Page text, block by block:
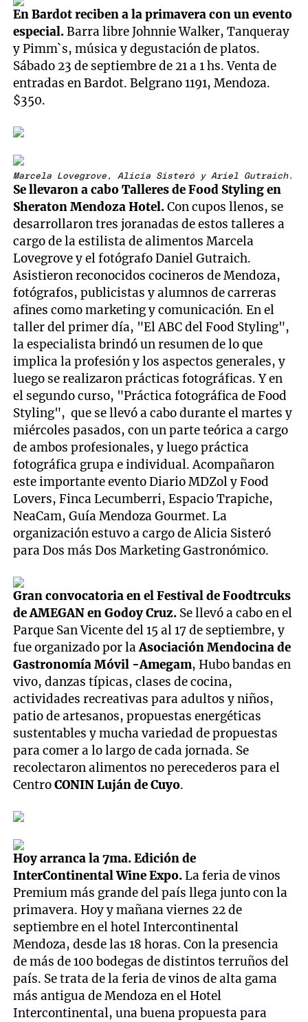
En Bardot reciben a la primavera con un evento
especial.Barra libre Johnnie Walker, Tanqueray
y Pimm`s, música y degustación de platos.
Sábado 23 de septiembre de 21 a 1 hs. Venta de
entradas en Bardot. Belgrano 1191, Mendoza.
$350.
Marcela Lovegrove, Alicia Sisteró y Ariel Gutraich.
Se llevaron a cabo Talleres de Food Styling en
Sheraton Mendoza Hotel.Con cupos llenos, se
desarrollaron tres joranadas de estos talleres a
cargo de la estilista de alimentos Marcela
Lovegrove y el fotógrafo Daniel Gutraich.
Asistieron reconocidos cocineros de Mendoza,
fotógrafos, publicistas y alumnos de carreras
afines como marketing y comunicación. En el
taller del primer día, "El ABC del Food Styling",
la especialista brindó un resumen de lo que
implica la profesión y los aspectos generales, y
luego se realizaron prácticas fotográficas. Y en
el segundo curso, "Práctica fotográfica de Food
Styling", que se llevó a cabo durante el martes y
miércoles pasados, con un parte teórica a cargo
de ambos profesionales, y luego práctica
fotográfica grupa e individual. Acompañaron
este importante evento Diario MDZol y Food
Lovers, Finca Lecumberri, Espacio Trapiche,
NeaCam, Guía Mendoza Gourmet. La
organización estuvo a cargo de Alicia Sisteró
para Dos más Dos Marketing Gastronómico.
Gran convocatoria en el Festival de Foodtrcuks
de AMEGAN en Godoy Cruz. Se llevó a cabo en el
Parque San Vicente del 15 al 17 de septiembre, y
fue organizado por laAsociación Mendocina de
Gastronomía Móvil -Amegam, Hubo bandas en
vivo, danzas típicas, clases de cocina,
actividades recreativas para adultos y niños,
patio de artesanos, propuestas energéticas
sustentables y mucha variedad de propuestas
para comer a lo largo de cada jornada. Se
recolectaron alimentos no perecederos para el
CentroCONIN Luján de Cuyo.
Hoy arranca la 7ma. Edición de
InterContinental Wine Expo.La feria de vinos
Premium más grande del país llega junto con la
primavera. Hoy y mañana viernes 22 de
septiembre en el hotel Intercontinental
Mendoza, desde las 18 horas. Con la presencia
de más de 100 bodegas de distintos terruños del
país. Se trata de la feria de vinos de alta gama
más antigua de Mendoza en el Hotel
Intercontinental, una buena propuesta para